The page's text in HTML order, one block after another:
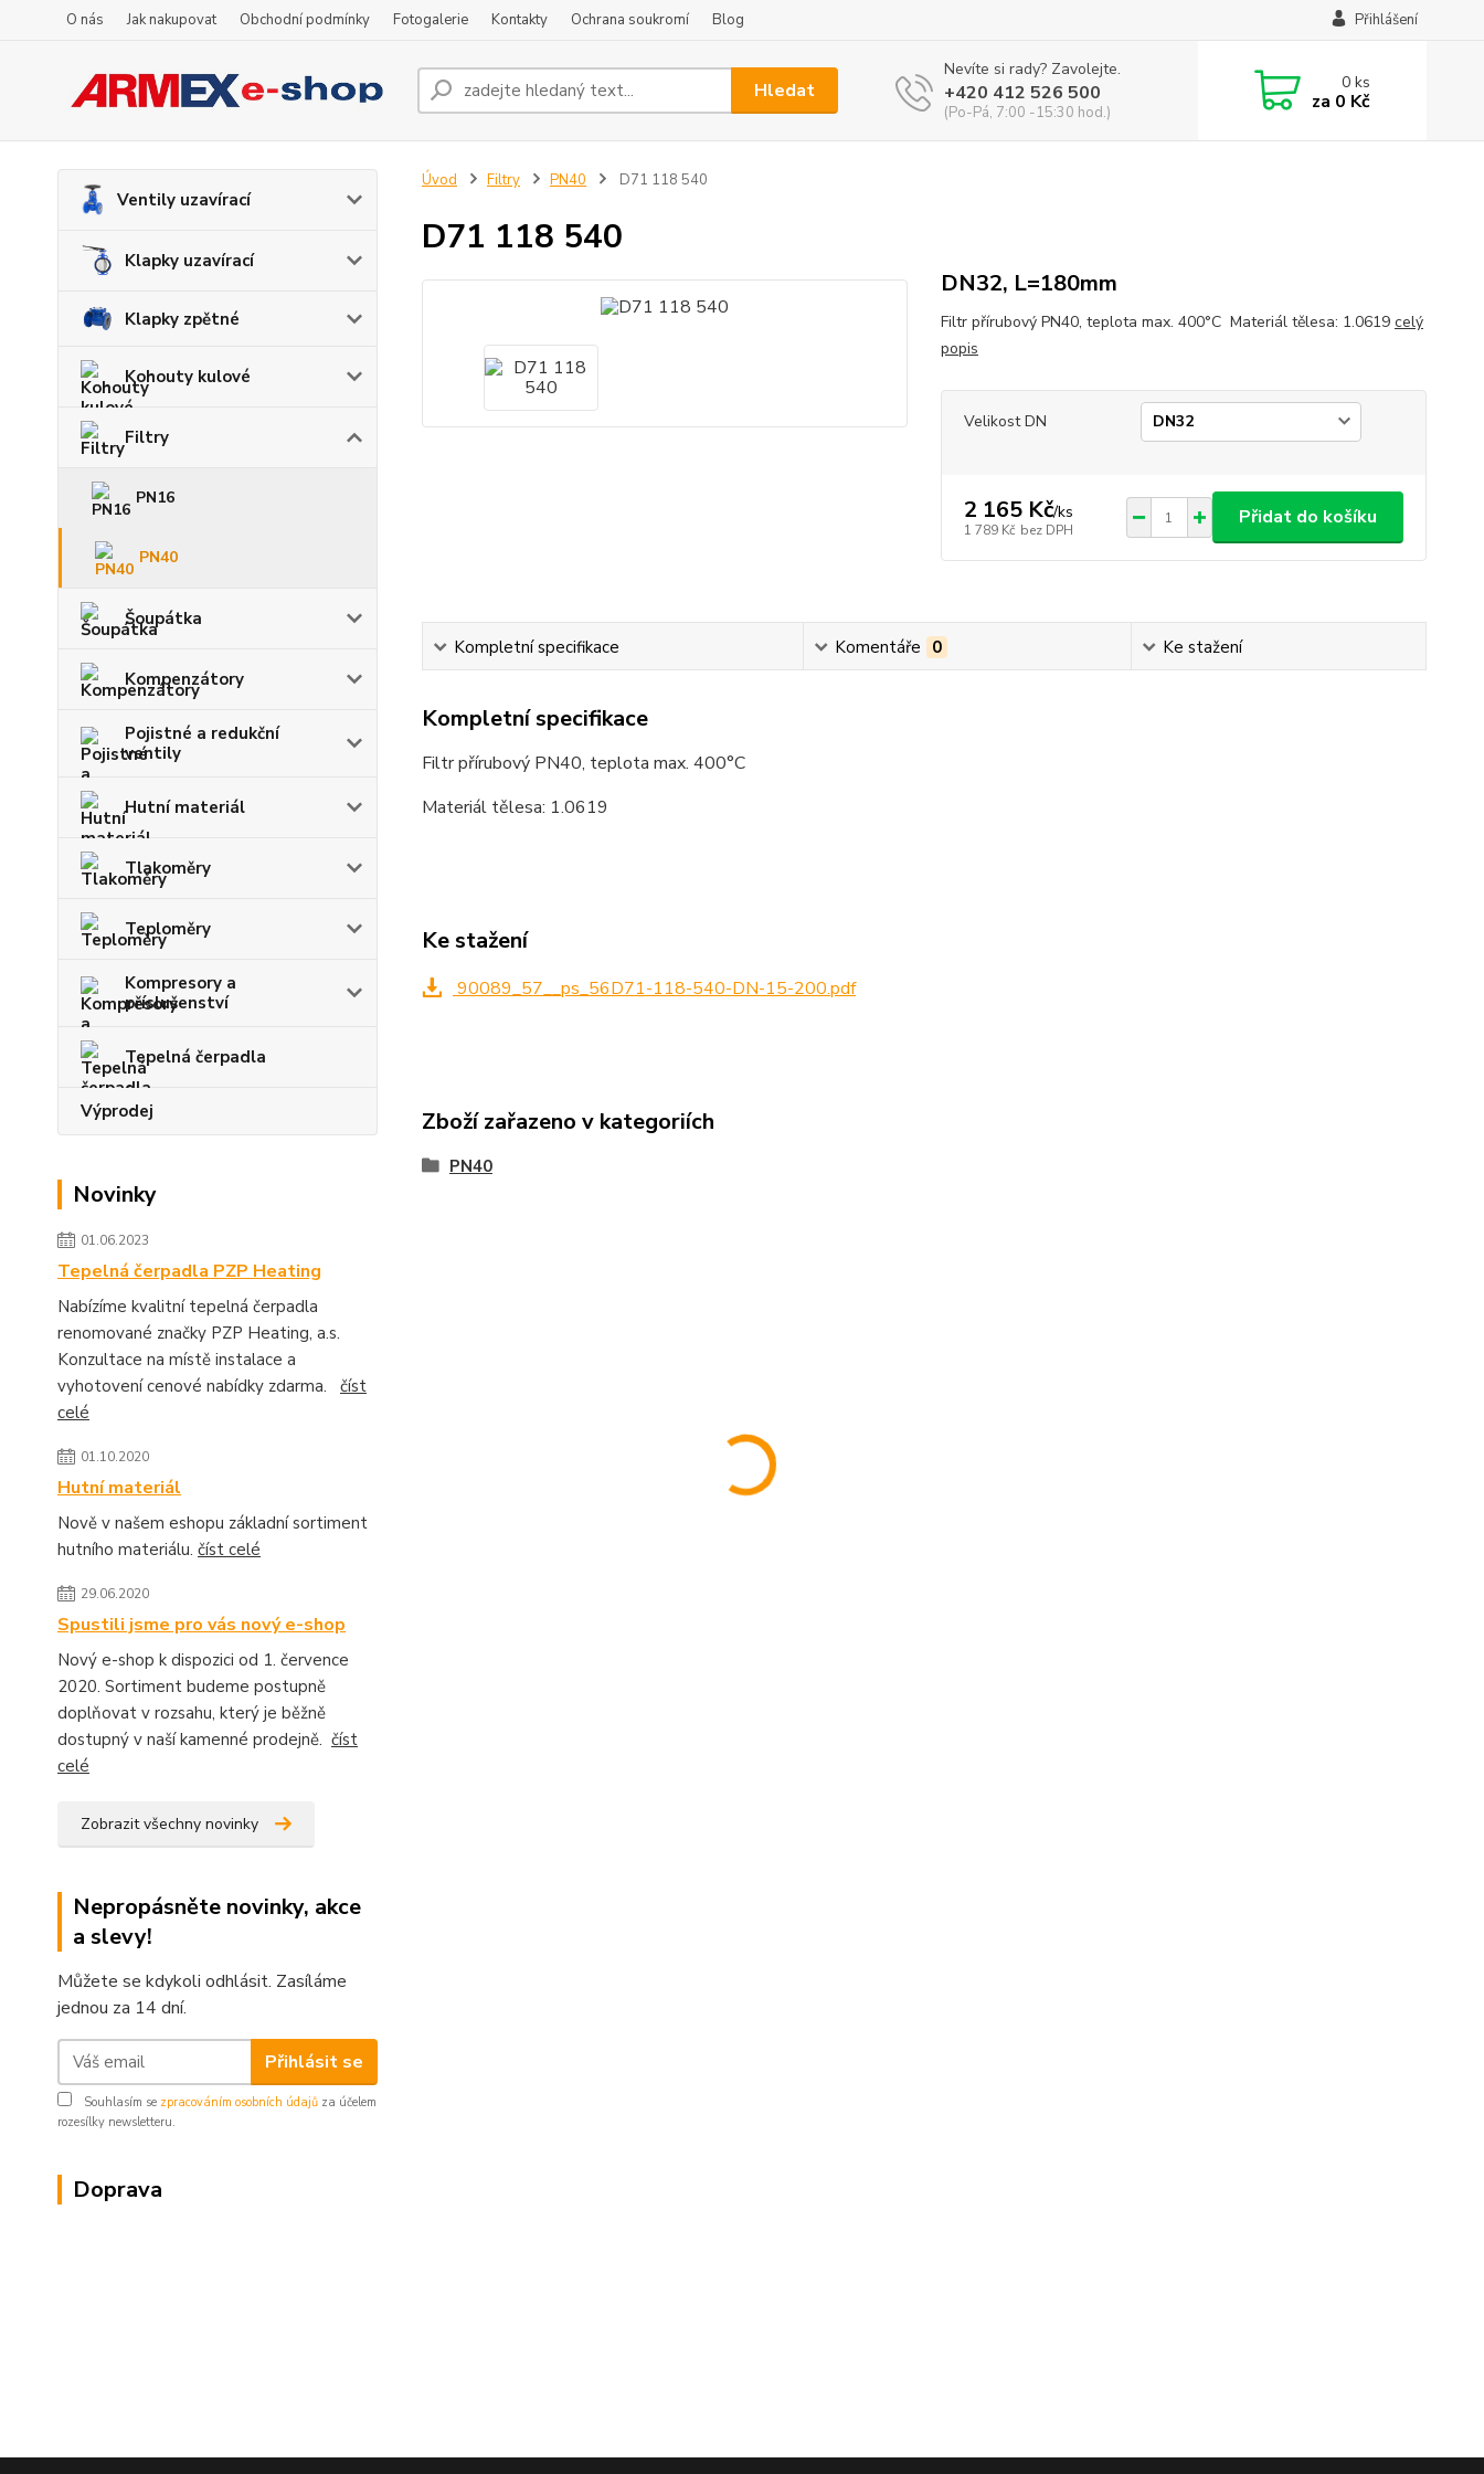
O nás Jak nakupovat Obchodní podmínky Fotogalerie Kontakty Ochrana soukromí Blog Přihlášení
Hledat
Nevíte si rady? Zavolejte.
+420 412 526 500
(Po-Pá, 7:00 -15:30 hod.)
0ks
za 0 Kč
Ventily uzavírací
Klapky uzavírací
Klapky zpětné
Kohouty kulové
Filtry
PN16
PN40
Šoupátka
Kompenzátory
Pojistné a redukční
ventily
Hutní materiál
Tlakoměry
Teploměry
Kompresory a
příslušenství
Tepelná čerpadla
Výprodej
Novinky
01.06.2023
Tepelná čerpadla PZP Heating
Nabízíme kvalitní tepelná čerpadla
renomované značky PZP Heating, a.s.
Konzultace na místě instalace a
vyhotovení cenové nabídky zdarma. číst
celé
01.10.2020
Hutní materiál
Nově v našem eshopu základní sortiment
hutního materiálu. číst celé
29.06.2020
Spustili jsme pro vás nový e-shop
Nový e-shop k dispozici od 1. července
2020. Sortiment budeme postupně
doplňovat v rozsahu, který je běžně
dostupný v naší kamenné prodejně. číst
celé
Zobrazit všechny novinky
Nepropásněte novinky, akce
a slevy!
Můžete se kdykoli odhlásit. Zasíláme
jednou za 14 dní.
Přihlásit se
Souhlasím se zpracováním osobních údajů za účelem
rozesílky newsletteru.
Doprava
Úvod Filtry PN40 D71 118 540
D71 118 540
DN32, L=180mm
Filtr přírubový PN40, teplota max. 400°C Materiál tělesa: 1.0619 celý
popis
Velikost DN
2 165 Kč/ks
1 789 Kč bez DPH
Přidat do košíku
Kompletní specifikace Komentáře 0 Ke stažení
Kompletní specifikace
Filtr přírubový PN40, teplota max. 400°C
Materiál tělesa: 1.0619
Ke stažení
90089_57__ps_56D71-118-540-DN-15-200.pdf
Zboží zařazeno v kategoriích
PN40